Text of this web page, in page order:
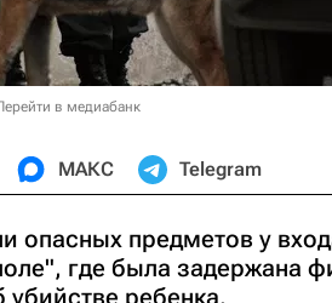
в медиабанк
МАКС Telegram
опасных предметов у
где была задержана
убийстве ребенка.